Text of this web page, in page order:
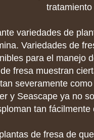
variedades de
Variedades de
para el manejo
fresa muestran
severamente
y Seascape ya no
tan
de fresa de